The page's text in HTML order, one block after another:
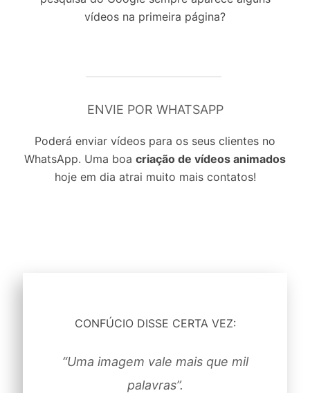
vídeos na primeira página?
ENVIE POR WHATSAPP
Poderá enviar vídeos para os seus clientes no
WhatsApp. Uma boa criação de vídeos animados
hoje em dia atrai muito mais contatos!
CONFÚCIO DISSE CERTA VEZ:
“Uma imagem vale mais que mil
palavras”.